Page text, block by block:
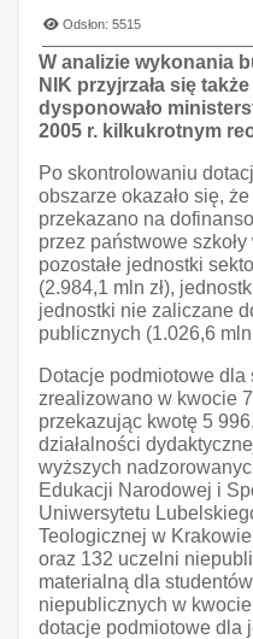
Odsłon: 5515
W analizie wykonania
NIK przyjrzała się
dysponowało
2005 r. kilkukrotnym
Po skontrolowaniu
obszarze okazało się,
przekazano na
przez państwowe
pozostałe jednostki
(2.984,1 mln zł),
jednostki nie zaliczane
publicznych (1.026,6 mln
Dotacje podmiotowe dla
zrealizowano w kwocie
przekazując kwotę 5
działalności
wyższych
Edukacji Narodowej i
Uniwersytetu
Teologicznej w
oraz 132 uczelni
materialną dla
niepublicznych w
dotacje podmiotowe dla